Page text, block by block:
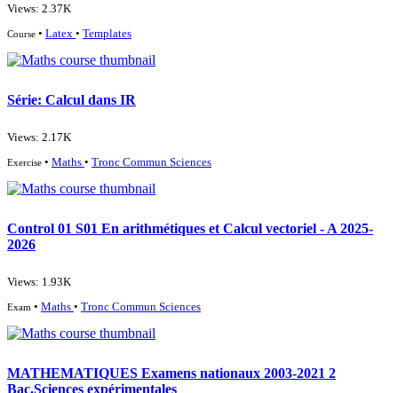
Views: 2.37K
Course • Latex • Templates
Série: Calcul dans IR
Views: 2.17K
Exercise • Maths • Tronc Commun Sciences
Control 01 S01 En arithmétiques et Calcul vectoriel - A 2025-
2026
Views: 1.93K
Exam • Maths • Tronc Commun Sciences
MATHEMATIQUES Examens nationaux 2003-2021 2
Bac.Sciences expérimentales